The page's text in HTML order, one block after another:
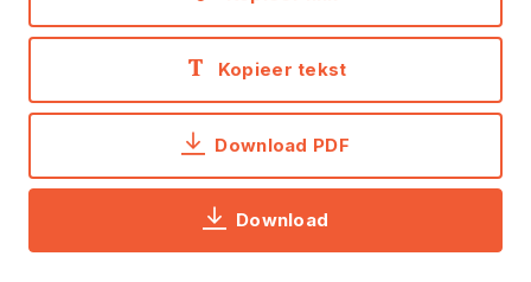
Kopieer tekst
Download PDF
Download